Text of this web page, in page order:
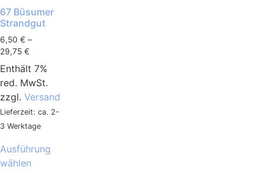
67 Büsumer
Strandgut
6,50 € –
29,75 €
Enthält 7%
red. MwSt.
zzgl. Versand
Lieferzeit: ca. 2-
3 Werktage
Ausführung
wählen